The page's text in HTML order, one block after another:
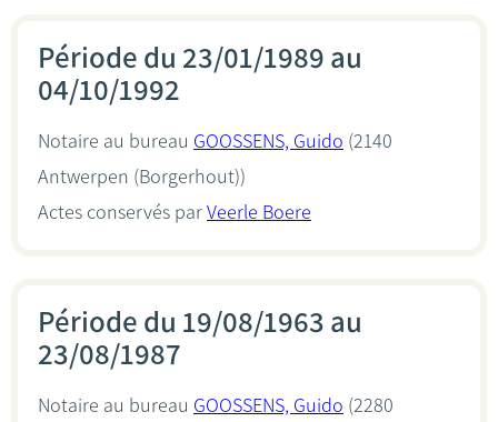
Période du 23/01/1989 au
04/10/1992
Notaire au bureau GOOSSENS, Guido (2140
Antwerpen (Borgerhout))
Actes conservés parVeerle Boere
Période du 19/08/1963 au
23/08/1987
Notaire au bureau GOOSSENS, Guido (2280